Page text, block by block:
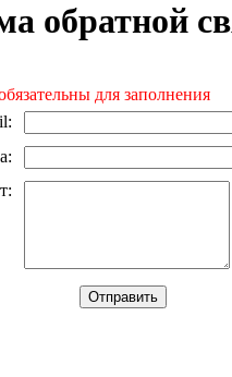
обратной
для заполнения
:
:
: